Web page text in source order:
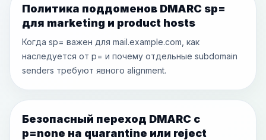
Политика поддоменов DMARC sp=
для marketing и product hosts
Когда sp= важен для mail.example.com, как
наследуется от p= и почему отдельные subdomain
senders требуют явного alignment.
Безопасный переход DMARC с
p=none на quarantine или reject